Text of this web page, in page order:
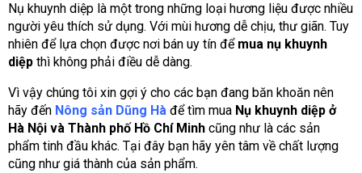
Nụ khuynh diệp là một trong những loại hương liệu được nhiều
người yêu thích sử dụng. Với mùi hương dễ chịu, thư giãn. Tuy
nhiên để lựa chọn được nơi bán uy tín để mua nụ khuynh
diệp thì không phải điều dễ dàng.
Vì vậy chúng tôi xin gợi ý cho các bạn đang băn khoăn nên
hãy đến Nông sản Dũng Hà để tìm mua Nụ khuynh diệp ở
Hà Nội và Thành phố Hồ Chí Minh cũng như là các sản
phẩm tinh đầu khác. Tại đây bạn hãy yên tâm về chất lượng
cũng như giá thành của sản phẩm.